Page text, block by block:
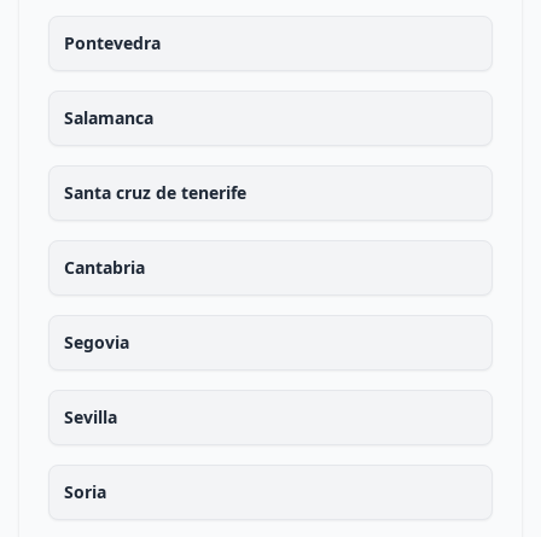
Pontevedra
Salamanca
Santa cruz de tenerife
Cantabria
Segovia
Sevilla
Soria